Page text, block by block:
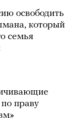
освободить
который
семья
праву